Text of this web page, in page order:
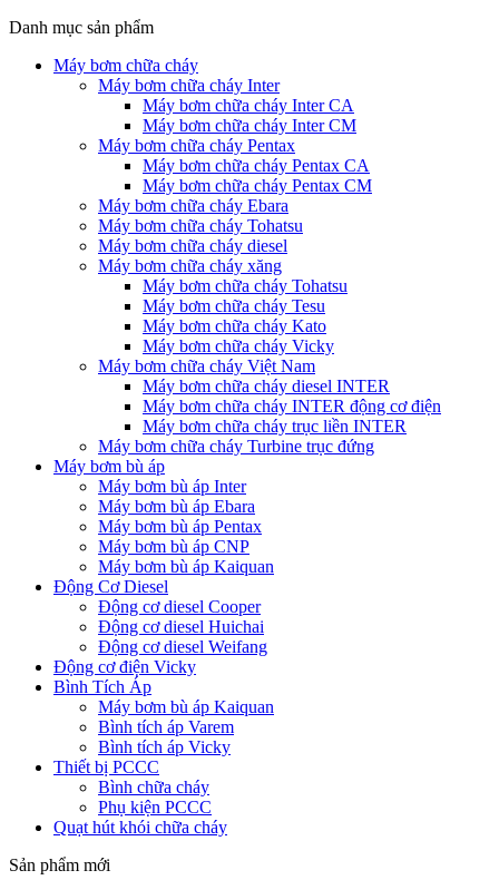
Danh mục sản phẩm
Máy bơm chữa cháy
Máy bơm chữa cháy Inter
Máy bơm chữa cháy Inter CA
Máy bơm chữa cháy Inter CM
Máy bơm chữa cháy Pentax
Máy bơm chữa cháy Pentax CA
Máy bơm chữa cháy Pentax CM
Máy bơm chữa cháy Ebara
Máy bơm chữa cháy Tohatsu
Máy bơm chữa cháy diesel
Máy bơm chữa cháy xăng
Máy bơm chữa cháy Tohatsu
Máy bơm chữa cháy Tesu
Máy bơm chữa cháy Kato
Máy bơm chữa cháy Vicky
Máy bơm chữa cháy Việt Nam
Máy bơm chữa cháy diesel INTER
Máy bơm chữa cháy INTER động cơ điện
Máy bơm chữa cháy trục liền INTER
Máy bơm chữa cháy Turbine trục đứng
Máy bơm bù áp
Máy bơm bù áp Inter
Máy bơm bù áp Ebara
Máy bơm bù áp Pentax
Máy bơm bù áp CNP
Máy bơm bù áp Kaiquan
Động Cơ Diesel
Động cơ diesel Cooper
Động cơ diesel Huichai
Động cơ diesel Weifang
Động cơ điện Vicky
Bình Tích Áp
Máy bơm bù áp Kaiquan
Bình tích áp Varem
Bình tích áp Vicky
Thiết bị PCCC
Bình chữa cháy
Phụ kiện PCCC
Quạt hút khói chữa cháy
Sản phẩm mới